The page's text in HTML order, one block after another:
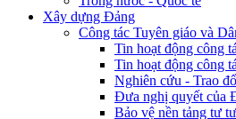
Xây dựng Đảng
Công tác Tuyên giáo và
Tin hoạt động công
Tin hoạt động công
Nghiên cứu - Trao
Đưa nghị quyết của
Bảo vệ nền tảng tư